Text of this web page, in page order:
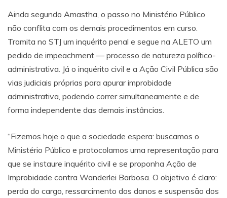
Ainda segundo Amastha, o passo no Ministério Público
não conflita com os demais procedimentos em curso.
Tramita no STJ um inquérito penal e segue na ALETO um
pedido de impeachment — processo de natureza político-
administrativa. Já o inquérito civil e a Ação Civil Pública são
vias judiciais próprias para apurar improbidade
administrativa, podendo correr simultaneamente e de
forma independente das demais instâncias.
“Fizemos hoje o que a sociedade espera: buscamos o
Ministério Público e protocolamos uma representação para
que se instaure inquérito civil e se proponha Ação de
Improbidade contra Wanderlei Barbosa. O objetivo é claro:
perda do cargo, ressarcimento dos danos e suspensão dos